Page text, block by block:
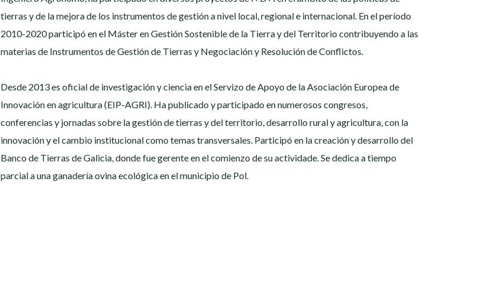
tierras y de la mejora de los instrumentos de gestión a nivel local, regional e internacional. En el período
2010-2020 participó en el Máster en Gestión Sostenible de la Tierra y del Territorio contribuyendo a las
materias de Instrumentos de Gestión de Tierras y Negociación y Resolución de Conflictos.
Desde 2013 es oficial de investigación y ciencia en el Servizo de Apoyo de la Asociación Europea de
Innovación en agricultura (EIP-AGRI). Ha publicado y participado en numerosos congresos,
conferencias y jornadas sobre la gestión de tierras y del territorio, desarrollo rural y agricultura, con la
innovación y el cambio institucional como temas transversales. Participó en la creación y desarrollo del
Banco de Tierras de Galicia, donde fue gerente en el comienzo de su actividade. Se dedica a tiempo
parcial a una ganadería ovina ecológica en el municipio de Pol.